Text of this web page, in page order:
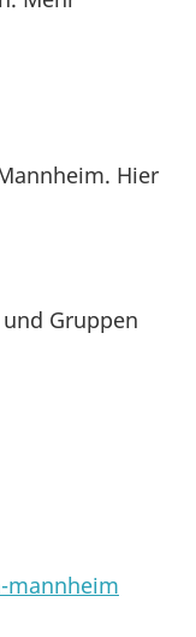
Hier
Gruppen